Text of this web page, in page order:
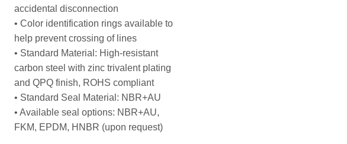
accidental disconnection
• Color identification rings available to
help prevent crossing of lines
• Standard Material: High-resistant
carbon steel with zinc trivalent plating
and QPQ finish, ROHS compliant
• Standard Seal Material: NBR+AU
• Available seal options: NBR+AU,
FKM, EPDM, HNBR (upon request)